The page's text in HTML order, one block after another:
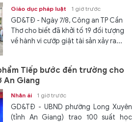
Giáo dục pháp luật 1 giờ trước
GD&TĐ - Ngày 7/8, Công an TP Cần
Thơ cho biết đã khởi tố 19 đối tượng
về hành vi cướp giật tài sản xảy ra...
Tiếp bước đến trường cho
An Giang
Nhân ái 1 giờ trước
GD&TĐ - UBND phường Long Xuyên
(tỉnh An Giang) trao 100 suất học